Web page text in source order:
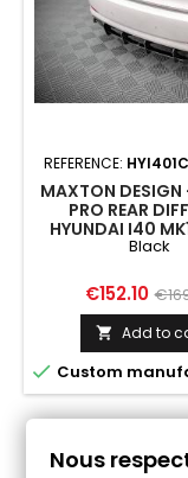
REFERENCE:
MAXTON DESIGN
PRO REAR
HYUNDAI I40
Black
Price
€152.10
 Add to
 Custom
Nous